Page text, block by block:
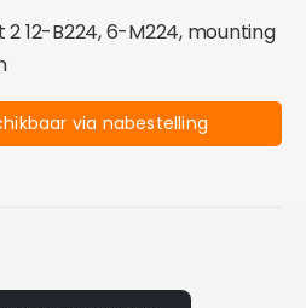
2 12-B224, 6-M224, mounting
via nabestelling